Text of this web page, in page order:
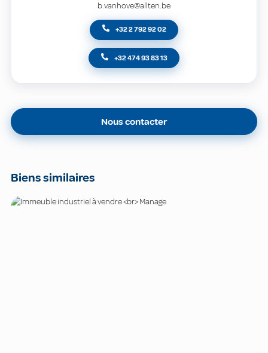
b.vanhove@allten.be
+32 2 792 92 02
+32 474 93 83 13
Nous contacter
Biens similaires